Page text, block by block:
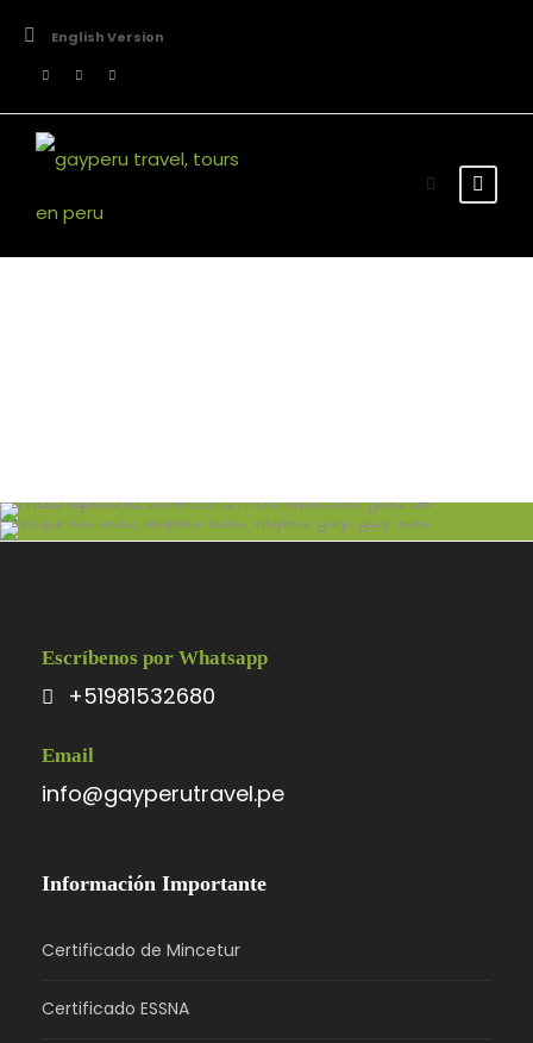
English Version
Escríbenos por Whatsapp
+51981532680
Email
info@gayperutravel.pe
Información Importante
Certificado de Mincetur
Certificado ESSNA